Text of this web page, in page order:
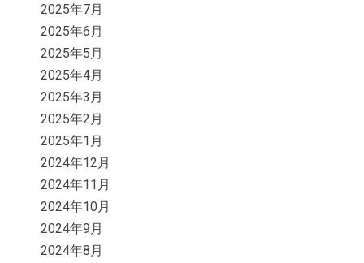
2025年7月
2025年6月
2025年5月
2025年4月
2025年3月
2025年2月
2025年1月
2024年12月
2024年11月
2024年10月
2024年9月
2024年8月